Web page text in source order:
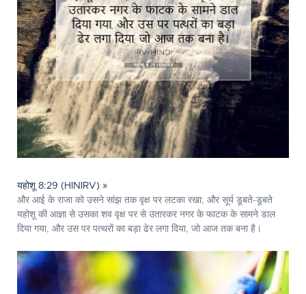
यहोशू 8:29 (HINIRV) »
और आई के राजा को उसने सांझ तक वृक्ष पर लटका रखा; और सूर्य डूबते-डूबते
यहोशू की आज्ञा से उसका शव वृक्ष पर से उतारकर नगर के फाटक के सामने डाल
दिया गया, और उस पर पत्थरों का बड़ा ढेर लगा दिया, जो आज तक बना है।